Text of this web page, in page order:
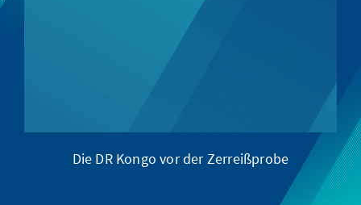
Die DR Kongo vor der Zerreißprobe